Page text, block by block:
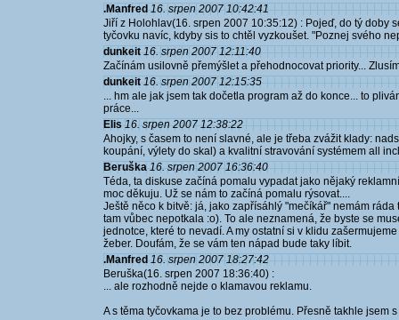
.Manfred 16. srpen 2007 10:42:41
Jiří z Holohlav(16. srpen 2007 10:35:12) : Pojeď, do tý doby
tyčovku navíc, kdyby sis to chtěl vyzkoušet. "Poznej svého
dunkeit 16. srpen 2007 12:11:40
Začínám usilovně přemýšlet a přehodnocovat priority...
dunkeit 16. srpen 2007 12:15:35
... hm ale jak jsem tak dočetla program až do konce... to
práce...
Elis 16. srpen 2007 12:38:22
Ahojky, s časem to není slavné, ale je třeba zvážit klady:
koupání, výlety do skal) a kvalitní stravování systémem all
Beruška 16. srpen 2007 16:36:40
Téda, ta diskuse začíná pomalu vypadat jako nějaký
moc děkuju. Už se nám to začíná pomalu rýsovat....
Ještě něco k bitvě: já, jako zapřísáhlý "mečíkář" nemám
tam vůbec nepotkala :o). To ale neznamená, že byste se
jednotce, které to nevadí. A my ostatní si v klidu
žeber. Doufám, že se vám ten nápad bude taky líbit.
.Manfred 16. srpen 2007 18:27:42
Beruška(16. srpen 2007 18:36:40) :
... ale rozhodně nejde o klamavou reklamu.
A s těma tyčovkama je to bez problému. Přesně takhle jsem